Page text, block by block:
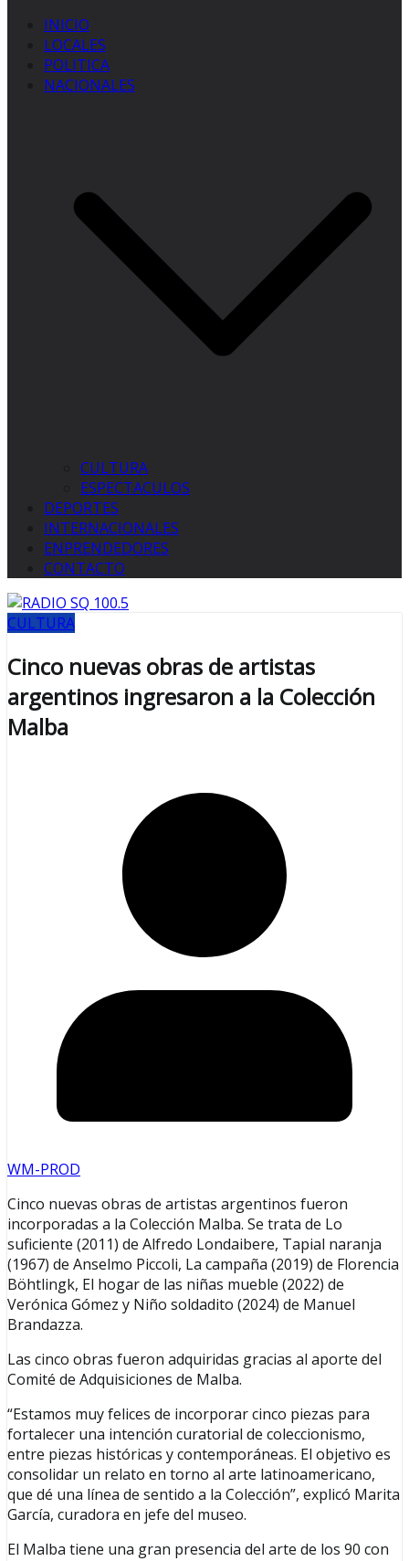
INICIO
LOCALES
POLITICA
NACIONALES
CULTURA
ESPECTACULOS
DEPORTES
INTERNACIONALES
ENPRENDEDORES
CONTACTO
CULTURA
Cinco nuevas obras de artistas
argentinos ingresaron a la Colección
Malba
WM-PROD
Cinco nuevas obras de artistas argentinos fueron
incorporadas a la Colección Malba. Se trata de Lo
suficiente (2011) ​de Alfredo Londaibere, Tapial naranja
(1967) de Anselmo Piccoli, La campaña (2019) de Florencia
Böhtlingk, El hogar de las niñas mueble (2022) de
Verónica Gómez y Niño soldadito (2024) de Manuel
Brandazza.
Las cinco obras fueron adquiridas gracias al aporte del
Comité de Adquisiciones de Malba.
“Estamos muy felices de incorporar cinco piezas para
fortalecer una intención curatorial de coleccionismo,
entre piezas históricas y contemporáneas. El objetivo es
consolidar un relato en torno al arte latinoamericano,
que dé una línea de sentido a la Colección”, explicó Marita
García, curadora en jefe del museo.
El Malba tiene una gran presencia del arte de los 90 con